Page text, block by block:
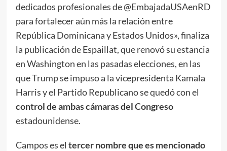
dedicados profesionales de @EmbajadaUSAenRD
para fortalecer aún más la relación entre
República Dominicana y Estados Unidos», finaliza
la publicación de Espaillat, que renovó su estancia
en Washington en las pasadas elecciones, en las
que Trump se impuso a la vicepresidenta Kamala
Harris y el Partido Republicano se quedó con el
control de ambas cámaras del Congreso
estadounidense.
Campos es el tercer nombre que es mencionado